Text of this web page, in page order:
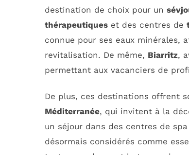
destination de choix pour un
thérapeutiques et des centres de
connue pour ses eaux minérales,
revitalisation. De même, Biarritz,
permettant aux vacanciers de
De plus, ces destinations offrent
Méditerranée, qui invitent à la
un séjour dans des centres de
désormais considérés comme